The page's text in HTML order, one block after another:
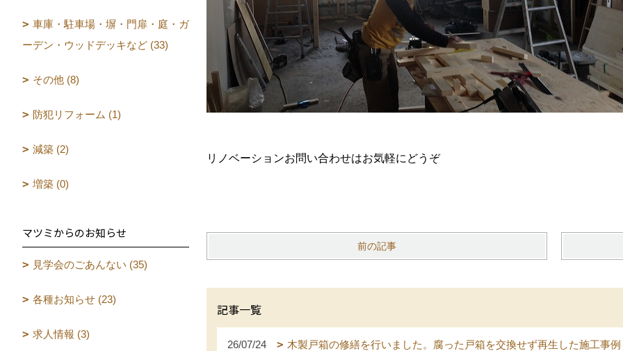
リノベーションお問い合わせはお気軽にどうぞ
前の記事
記事一覧
26/07/24 木製戸箱の修繕を行いました。腐った戸箱を交換せず再生した施工事
車庫・駐車場・塀・門扉・庭・ガ
ーデン・ウッドデッキなど (33)
その他 (8)
防犯リフォーム (1)
減築 (2)
増築 (0)
マツミからのお知らせ
見学会のごあんない (35)
各種お知らせ (23)
求人情報 (3)